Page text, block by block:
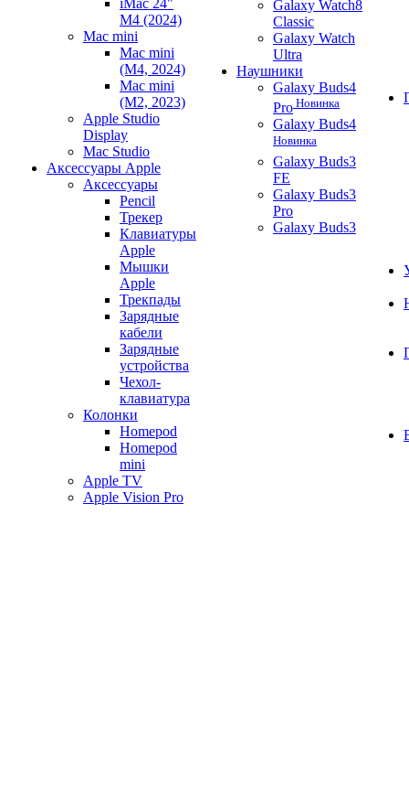
iMac 24"
M4 (2024)
Mac mini
Mac mini
(M4, 2024)
Mac mini
(M2, 2023)
Apple Studio
Display
Mac Studio
Аксессуары Apple
Аксессуары
Pencil
Трекер
Клавиатуры
Apple
Мышки
Apple
Трекпады
Зарядные
кабели
Зарядные
устройства
Чехол-
клавиатура
Колонки
Homepod
Homepod
mini
Apple TV
Apple Vision Pro
Galaxy Watch8
Classic
Galaxy Watch
Ultra
Наушники
Galaxy Buds4
Pro Новинка
Galaxy Buds4
Новинка
Galaxy Buds3
FE
Galaxy Buds3
Pro
Galaxy Buds3